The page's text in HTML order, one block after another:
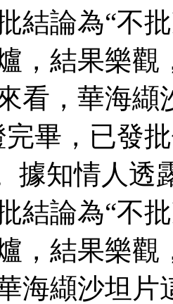
結論為“不
，結果樂
看，華海纈
完畢，已發
據知情人透
結論為“不
，結果樂觀
海纈沙坦片